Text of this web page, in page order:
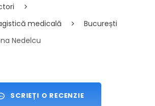
medicală
București
Nedelcu
SCRIEȚI O RECENZIE